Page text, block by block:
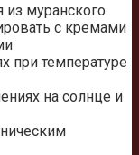
муранского
с кремами
при температуре
на солнце и